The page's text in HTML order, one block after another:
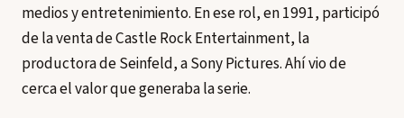
medios y entretenimiento. En ese rol, en 1991, participó
de la venta de Castle Rock Entertainment, la
productora de Seinfeld, a Sony Pictures. Ahí vio de
cerca el valor que generaba la serie.